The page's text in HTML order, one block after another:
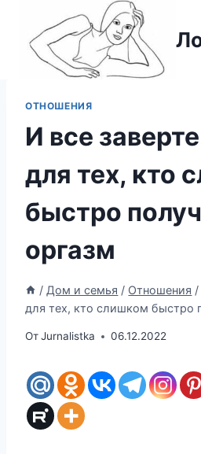
содержимому
ОТНОШЕНИЯ
И все
для тех, кто
быстро
оргазм
/ Дом и семья / Отношения /
для тех, кто слишком быстро
ОтJurnalistka 06.12.2022